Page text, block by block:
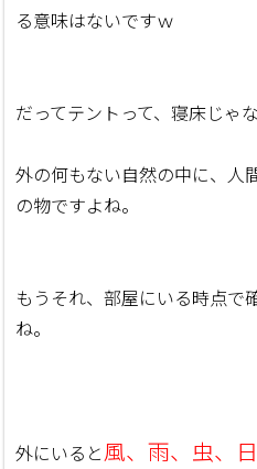
る意味はないですｗ
だってテントって、寝床じゃ
外の何もない自然の中に、人
の物ですよね。
もうそれ、部屋にいる時点で
ね。
外にいると風、雨、虫、日